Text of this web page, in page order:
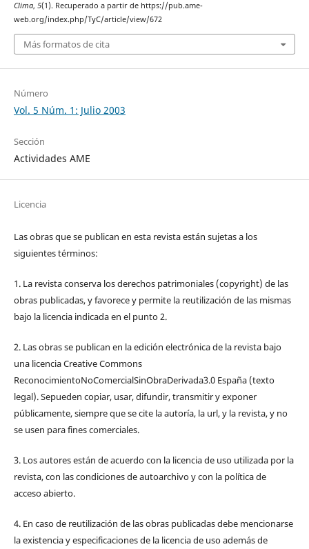
Clima, 5(1). Recuperado a partir de https://pub.ame-
web.org/index.php/TyC/article/view/672
Más formatos de cita
Número
Vol. 5 Núm. 1: Julio 2003
Sección
Actividades AME
Licencia
Las obras que se publican en esta revista están sujetas a los
siguientes términos:
1. La revista conserva los derechos patrimoniales (copyright) de las
obras publicadas, y favorece y permite la reutilización de las mismas
bajo la licencia indicada en el punto 2.
2. Las obras se publican en la edición electrónica de la revista bajo
una licencia Creative Commons
ReconocimientoNoComercialSinObraDerivada3.0 España (texto
legal). Sepueden copiar, usar, difundir, transmitir y exponer
públicamente, siempre que se cite la autoría, la url, y la revista, y no
se usen para fines comerciales.
3. Los autores están de acuerdo con la licencia de uso utilizada por la
revista, con las condiciones de autoarchivo y con la política de
acceso abierto.
4. En caso de reutilización de las obras publicadas debe mencionarse
la existencia y especificaciones de la licencia de uso además de